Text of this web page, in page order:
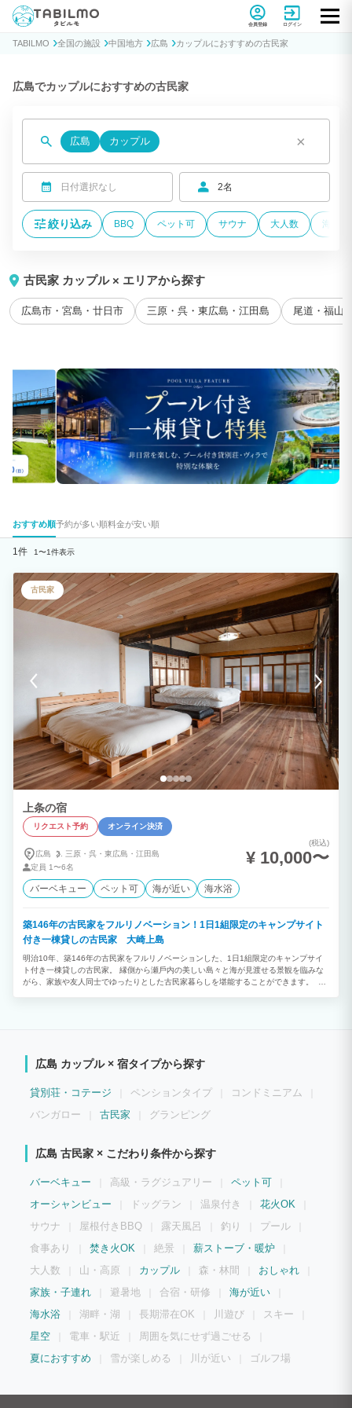
貸別荘コテージ・一棟貸し宿泊予約サイトTABILMO(タビルモ)
会員登録 ログイン
TABILMO 全国の施設 中国地方 広島 カップルにおすすめの古民家
広島でカップルにおすすめの古民家
広島 カップル ×
日付選択なし 2名
絞り込み BBQ ペット可 サウナ 大人数 海が
古民家 カップル × エリアから探す
広島市・宮島・廿日市 三原・呉・東広島・江田島 尾道・福山
おすすめ順予約が多い順料金が安い順
1件 1〜1件表示
古民家
上条の宿
リクエスト予約 オンライン決済
広島 三原・ 呉・ 東広島・ 江田島
定員 1〜6名
(税込)
¥ 10,000〜
バーベキュー ペット可 海が近い 海水浴
築146年の古⺠家をフルリノベーション！1⽇1組限定のキャンプサイト
付き⼀棟貸しの古民家 大崎上島
明治10年、築146年の古⺠家をフルリノベーションした、1⽇1組限定のキャンプサイ
ト付き⼀棟貸しの古民家。 縁側から瀬⼾内の美しい島々と海が⾒渡せる景観を臨みな
がら、家族や友⼈同⼠でゆったりとした古⺠家暮らしを堪能することができます。 築
広島 カップル × 宿タイプから探す
貸別荘・コテージ ペンションタイプ
コンドミニアム
バンガロー
古民家 グランピング
広島 古民家 × こだわり条件から探す
バーベキュー 高級・ラグジュアリー
ペット可
オーシャンビュー
ドッグラン 温泉付き
花火OK
サウナ
屋根付きBBQ 露天風呂 釣り
プール
食事あり
焚き火OK 絶景
薪ストーブ・暖炉
大人数
山・高原 カップル 森・林間
おしゃれ
家族・子連れ
避暑地 合宿・研修
海が近い
海水浴
湖畔・湖 長期滞在OK 川遊び
スキー
星空
電車・駅近
周囲を気にせず過ごせる
夏におすすめ
雪が楽しめる 川が近い ゴルフ場